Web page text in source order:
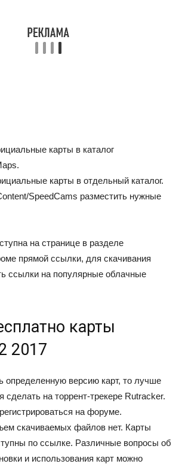
карты в каталог
карты в отдельный каталог.
SpeedCams разместить нужные
на странице в разделе
прямой ссылки, для скачивания
ссылки на популярные облачные
карты
2017
определенную версию карт, то лучше
сделать на торрент-трекере Rutracker.
на форуме.
скачиваемых файлов нет. Карты
по ссылке. Различные вопросы об
и использования карт можно